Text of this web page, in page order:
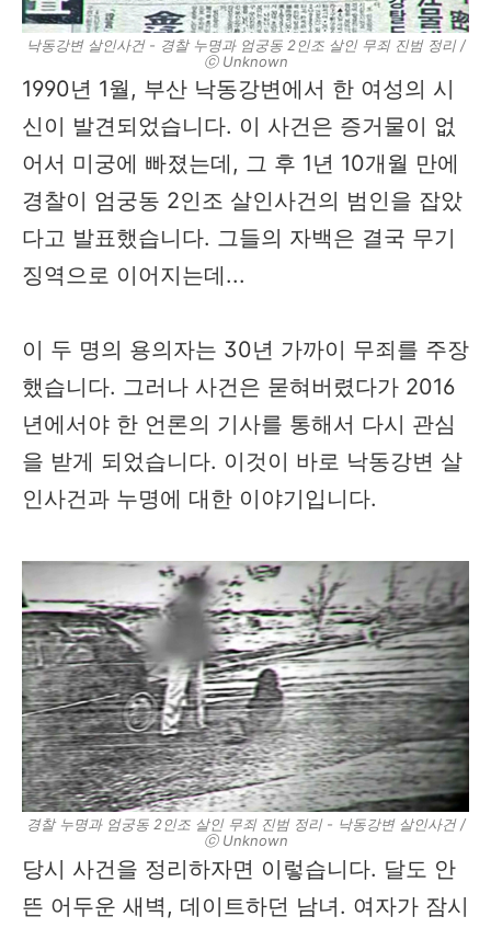
낙동강변 살인사건 - 경찰 누명과 엄궁동 2인조 살인 무죄 진범 정리 /
ⓒ Unknown
1990년 1월, 부산 낙동강변에서 한 여성의 시
신이 발견되었습니다. 이 사건은 증거물이 없
어서 미궁에 빠졌는데, 그 후 1년 10개월 만에
경찰이 엄궁동 2인조 살인사건의 범인을 잡았
다고 발표했습니다. 그들의 자백은 결국 무기
징역으로 이어지는데...
이 두 명의 용의자는 30년 가까이 무죄를 주장
했습니다. 그러나 사건은 묻혀버렸다가 2016
년에서야 한 언론의 기사를 통해서 다시 관심
을 받게 되었습니다. 이것이 바로 낙동강변 살
인사건과 누명에 대한 이야기입니다.
경찰 누명과 엄궁동 2인조 살인 무죄 진범 정리 - 낙동강변 살인사건 /
ⓒ Unknown
당시 사건을 정리하자면 이렇습니다. 달도 안
뜬 어두운 새벽, 데이트하던 남녀. 여자가 잠시